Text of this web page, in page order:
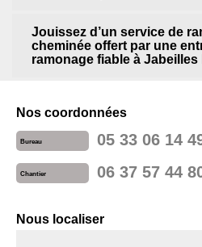
Jouissez d’un service de
cheminée offert par une
ramonage fiable à
Nos coordonnées
Bureau 05 33 06 14
Chantier 06 37 57 44
Nous localiser